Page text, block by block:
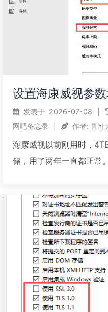
阅读全文...
设置海康威视参
发表于 2026-07-08
网吧备忘录
作者: 兽性
海康威视以前刚用时，
储，用了两年一直都正常
就会造成存储更多，我
技术也说了这几个方法，
备用：1...
阅读全文...